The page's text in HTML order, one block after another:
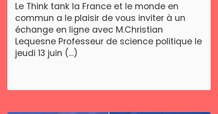
Le Think tank la France et le monde en
commun a le plaisir de vous inviter à un
échange en ligne avec M.Christian
Lequesne Professeur de science politique le
jeudi 13 juin (…)